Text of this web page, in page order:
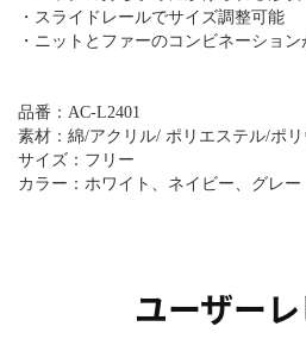
・スライドレールでサイズ調整可能
・ニットとファーのコンビネーショ
品番：AC-L2401
素材：綿/アクリル/ ポリエステル/ポ
サイズ：フリー
カラー：ホワイト、ネイビー、グレー
ユーザー